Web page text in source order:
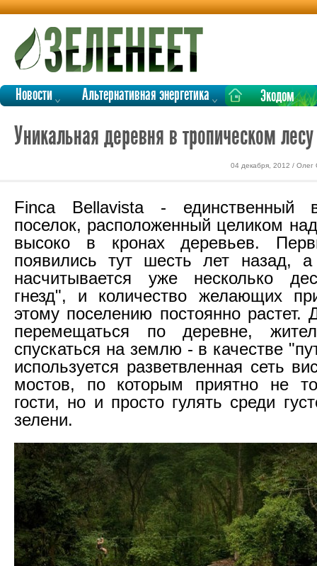
Новости Альтернативная энергетика Экодом
Уникальная деревня в тропическом лесу
04 декабря, 2012 /
Finca Bellavista - единственный
поселок, расположенный целиком
высоко в кронах деревьев.
появились тут шесть лет назад, а
насчитывается уже несколько
гнезд", и количество желающих
этому поселению постоянно растет.
перемещаться по деревне,
спускаться на землю - в качестве
используется разветвленная сеть
мостов, по которым приятно не
гости, но и просто гулять среди
зелени.